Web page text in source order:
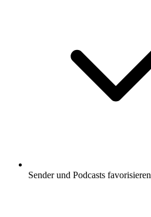
Sender und Podcasts favorisieren